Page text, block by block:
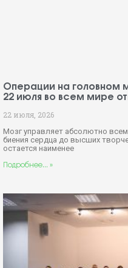
Операции на головном
22 июля во всем мире
22 июля, 2026
Мозг управляет абсолютно
биения сердца до высших
остается наименее
Подробнее... »